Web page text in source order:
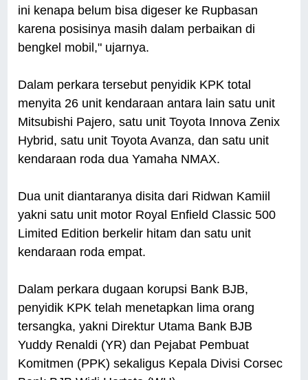
ini kenapa belum bisa digeser ke Rupbasan
karena posisinya masih dalam perbaikan di
bengkel mobil," ujarnya.
Dalam perkara tersebut penyidik KPK total
menyita 26 unit kendaraan antara lain satu unit
Mitsubishi Pajero, satu unit Toyota Innova Zenix
Hybrid, satu unit Toyota Avanza, dan satu unit
kendaraan roda dua Yamaha NMAX.
Dua unit diantaranya disita dari Ridwan Kamiil
yakni satu unit motor Royal Enfield Classic 500
Limited Edition berkelir hitam dan satu unit
kendaraan roda empat.
Dalam perkara dugaan korupsi Bank BJB,
penyidik KPK telah menetapkan lima orang
tersangka, yakni Direktur Utama Bank BJB
Yuddy Renaldi (YR) dan Pejabat Pembuat
Komitmen (PPK) sekaligus Kepala Divisi Corsec